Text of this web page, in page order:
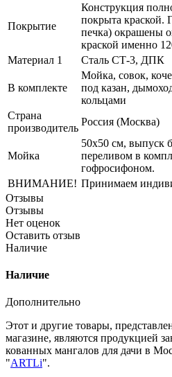
Покрытие
Конструкция
покрыта краской.
печка) окрашены
краской именно
Материал 1
Сталь СТ-3, ДПК
В комплекте
Мойка, совок,
под казан,
кольцами
Страна
производитель
Россия (Москва)
Мойка
50x50 см, выпуск
переливом в
гофросифоном.
ВНИМАНИЕ! Принимаем
Отзывы
Отзывы
Нет оценок
Оставить отзыв
Наличие
Наличие
Дополнительно
Этот и другие товары,
магазине, являются продукцией
кованных мангалов для дачи в
"ARTLi".